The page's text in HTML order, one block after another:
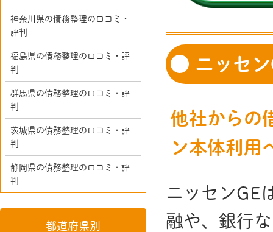
ニッセ
他社からの
ン本体利用
ニッセンGE
融や、銀行
神奈川県の債務整理の口コミ・
評判
福島県の債務整理の口コミ・評
判
群馬県の債務整理の口コミ・評
判
茨城県の債務整理の口コミ・評
判
静岡県の債務整理の口コミ・評
判
都道府県別